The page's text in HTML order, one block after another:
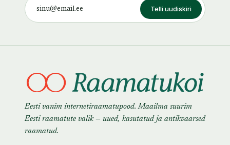
Telli uudiskiri
Eesti vanim internetiraamatupood. Maailma suurim
Eesti raamatute valik — uued, kasutatud ja antikvaarsed
raamatud.